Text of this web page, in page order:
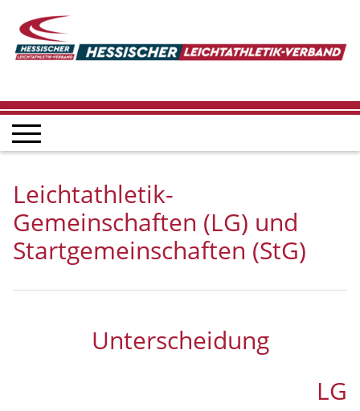
Leichtathletik-
Gemeinschaften (LG) und
Startgemeinschaften (StG)
Unterscheidung
LG